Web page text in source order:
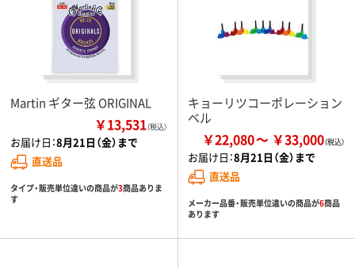
Martin ギター弦 ORIGINAL
￥13,531（税込）
お届け日：8月21日（金）まで
直送品
タイプ・販売単位違いの商品が3商品ありま
す
キョーリツコーポレーション
ベル
￥22,080 ￥33,000
お届け日：8月21日（金）まで
直送品
メーカー品番・販売単位違いの商品が6商品
あります